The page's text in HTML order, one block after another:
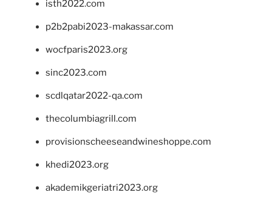
isth2022.com
p2b2pabi2023-makassar.com
wocfparis2023.org
sinc2023.com
scdlqatar2022-qa.com
thecolumbiagrill.com
provisionscheeseandwineshoppe.com
khedi2023.org
akademikgeriatri2023.org